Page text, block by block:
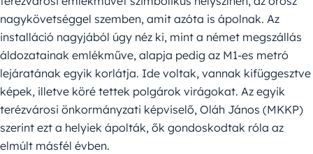
nagykövetséggel szemben, amit azóta is ápolnak. Az
installáció nagyjából úgy néz ki, mint a német megszállás
áldozatainak emlékműve, alapja pedig az M1-es metró
lejáratának egyik korlátja. Ide voltak, vannak kifüggesztve
képek, illetve köré tettek polgárok virágokat. Az egyik
terézvárosi önkormányzati képviselő, Oláh János (MKKP)
szerint ezt a helyiek ápolták, ők gondoskodtak róla az
elmúlt másfél évben.